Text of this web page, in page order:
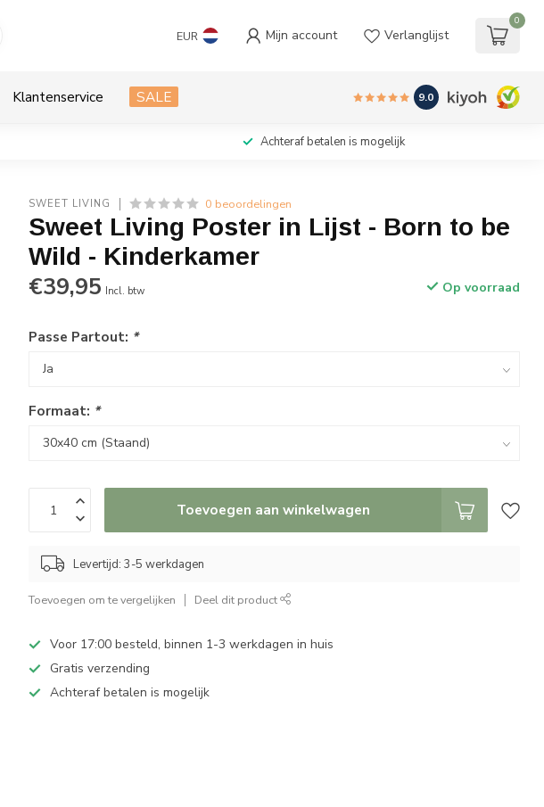
EUR Mijn account Verlanglijst
0
Klantenservice SALE 9.0
Achteraf betalen is mogelijk
SWEET LIVING 0 beoordelingen
Sweet Living Poster in Lijst - Born to be
Wild - Kinderkamer
€39,95 Incl. btw Op voorraad
Passe Partout: *
Formaat: *
Toevoegen aan winkelwagen
Levertijd: 3-5 werkdagen
Toevoegen om te vergelijken Deel dit product
Voor 17:00 besteld, binnen 1-3 werkdagen in huis
Gratis verzending
Achteraf betalen is mogelijk